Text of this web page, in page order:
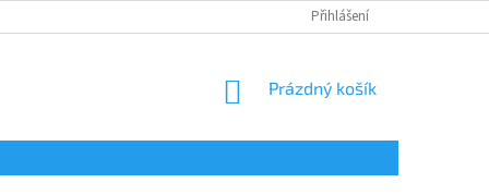
Přihlášení
NÁKUPNÍ
Prázdný košík